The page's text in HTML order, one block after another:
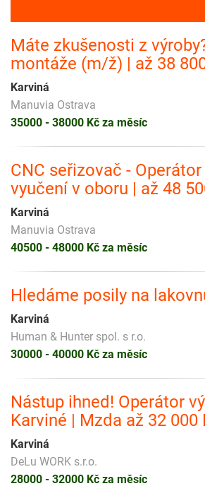
Máte zkušenosti z
montáže (m/ž) | až 38
Karviná
Manuvia Ostrava
35000 - 38000 Kč za měsíc
CNC seřizovač -
vyučení v oboru | až 48
Karviná
Manuvia Ostrava
40500 - 48000 Kč za měsíc
Hledáme posily na
Karviná
Human & Hunter spol. s r.o.
30000 - 40000 Kč za měsíc
Nástup ihned! Operátor
Karviné | Mzda až 32 000
Karviná
DeLu WORK s.r.o.
28000 - 32000 Kč za měsíc